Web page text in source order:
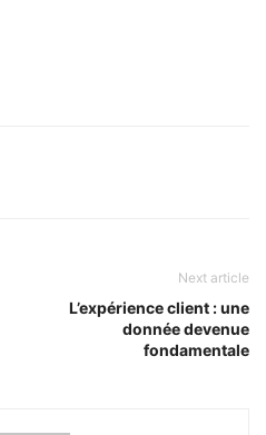
Next article
L’expérience client : une
donnée devenue
fondamentale